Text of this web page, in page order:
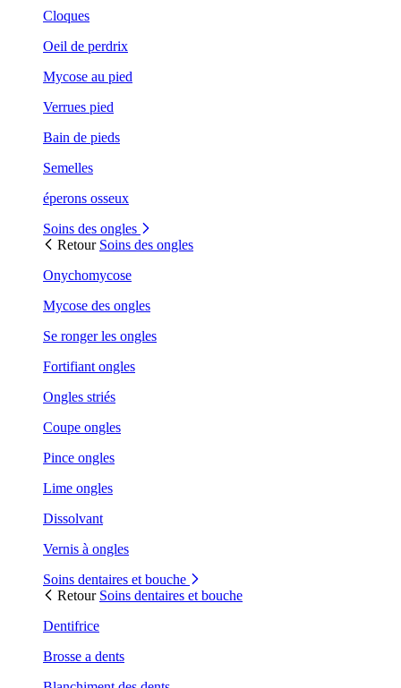
Cloques
Oeil de perdrix
Mycose au pied
Verrues pied
Bain de pieds
Semelles
éperons osseux
Soins des ongles
Retour Soins des ongles
Onychomycose
Mycose des ongles
Se ronger les ongles
Fortifiant ongles
Ongles striés
Coupe ongles
Pince ongles
Lime ongles
Dissolvant
Vernis à ongles
Soins dentaires et bouche
Retour Soins dentaires et bouche
Dentifrice
Brosse a dents